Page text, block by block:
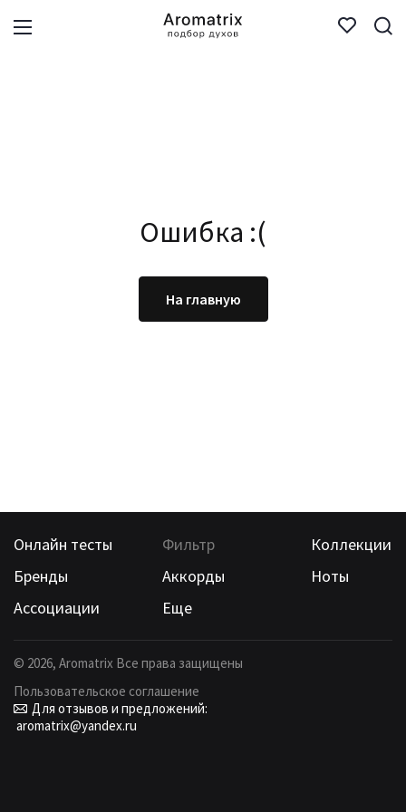
Ошибка :(
На главную
Онлайн тесты Фильтр
Коллекции
Бренды
Аккорды
Ноты
Ассоциации
Еще
© 2026, Aromatrix Все права защищены
Пользовательское соглашение
Для отзывов и предложений:
aromatrix@yandex.ru